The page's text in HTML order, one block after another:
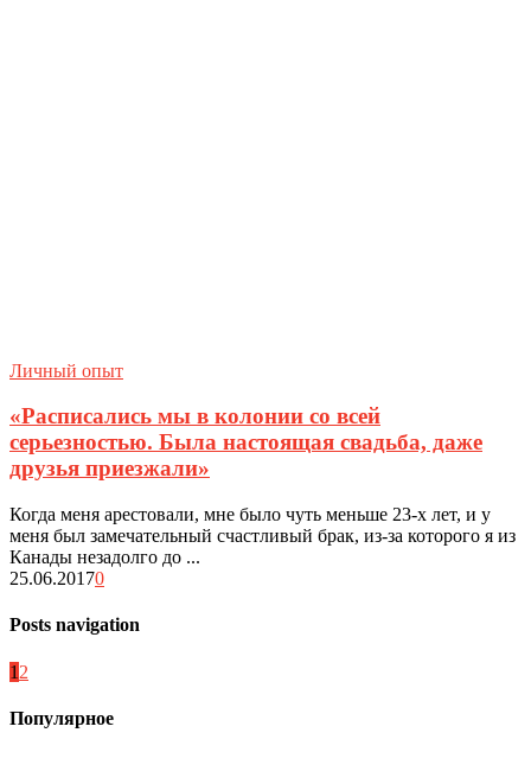
Личный опыт
«Расписались мы в колонии со всей
серьезностью. Была настоящая свадьба, даже
друзья приезжали»
Когда меня арестовали, мне было чуть меньше 23-х лет, и у
меня был замечательный счастливый брак, из-за которого я из
Канады незадолго до ...
25.06.20170
Posts navigation
1 2
Популярное